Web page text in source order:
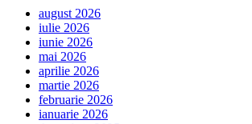
august 2026
iulie 2026
iunie 2026
mai 2026
aprilie 2026
martie 2026
februarie 2026
ianuarie 2026